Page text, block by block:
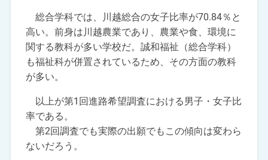
総合学科では、川越総合の女子比率が70.84％と
高い。前身は川越農業であり、農業や食、環境に
関する教科が多い学校だ。誠和福祉（総合学科）
も福祉科が併置されているため、その方面の教科
が多い。
以上が第1回進路希望調査における男子・女子比
率である。
第2回調査でも実際の出願でもこの傾向は変わら
ないだろう。